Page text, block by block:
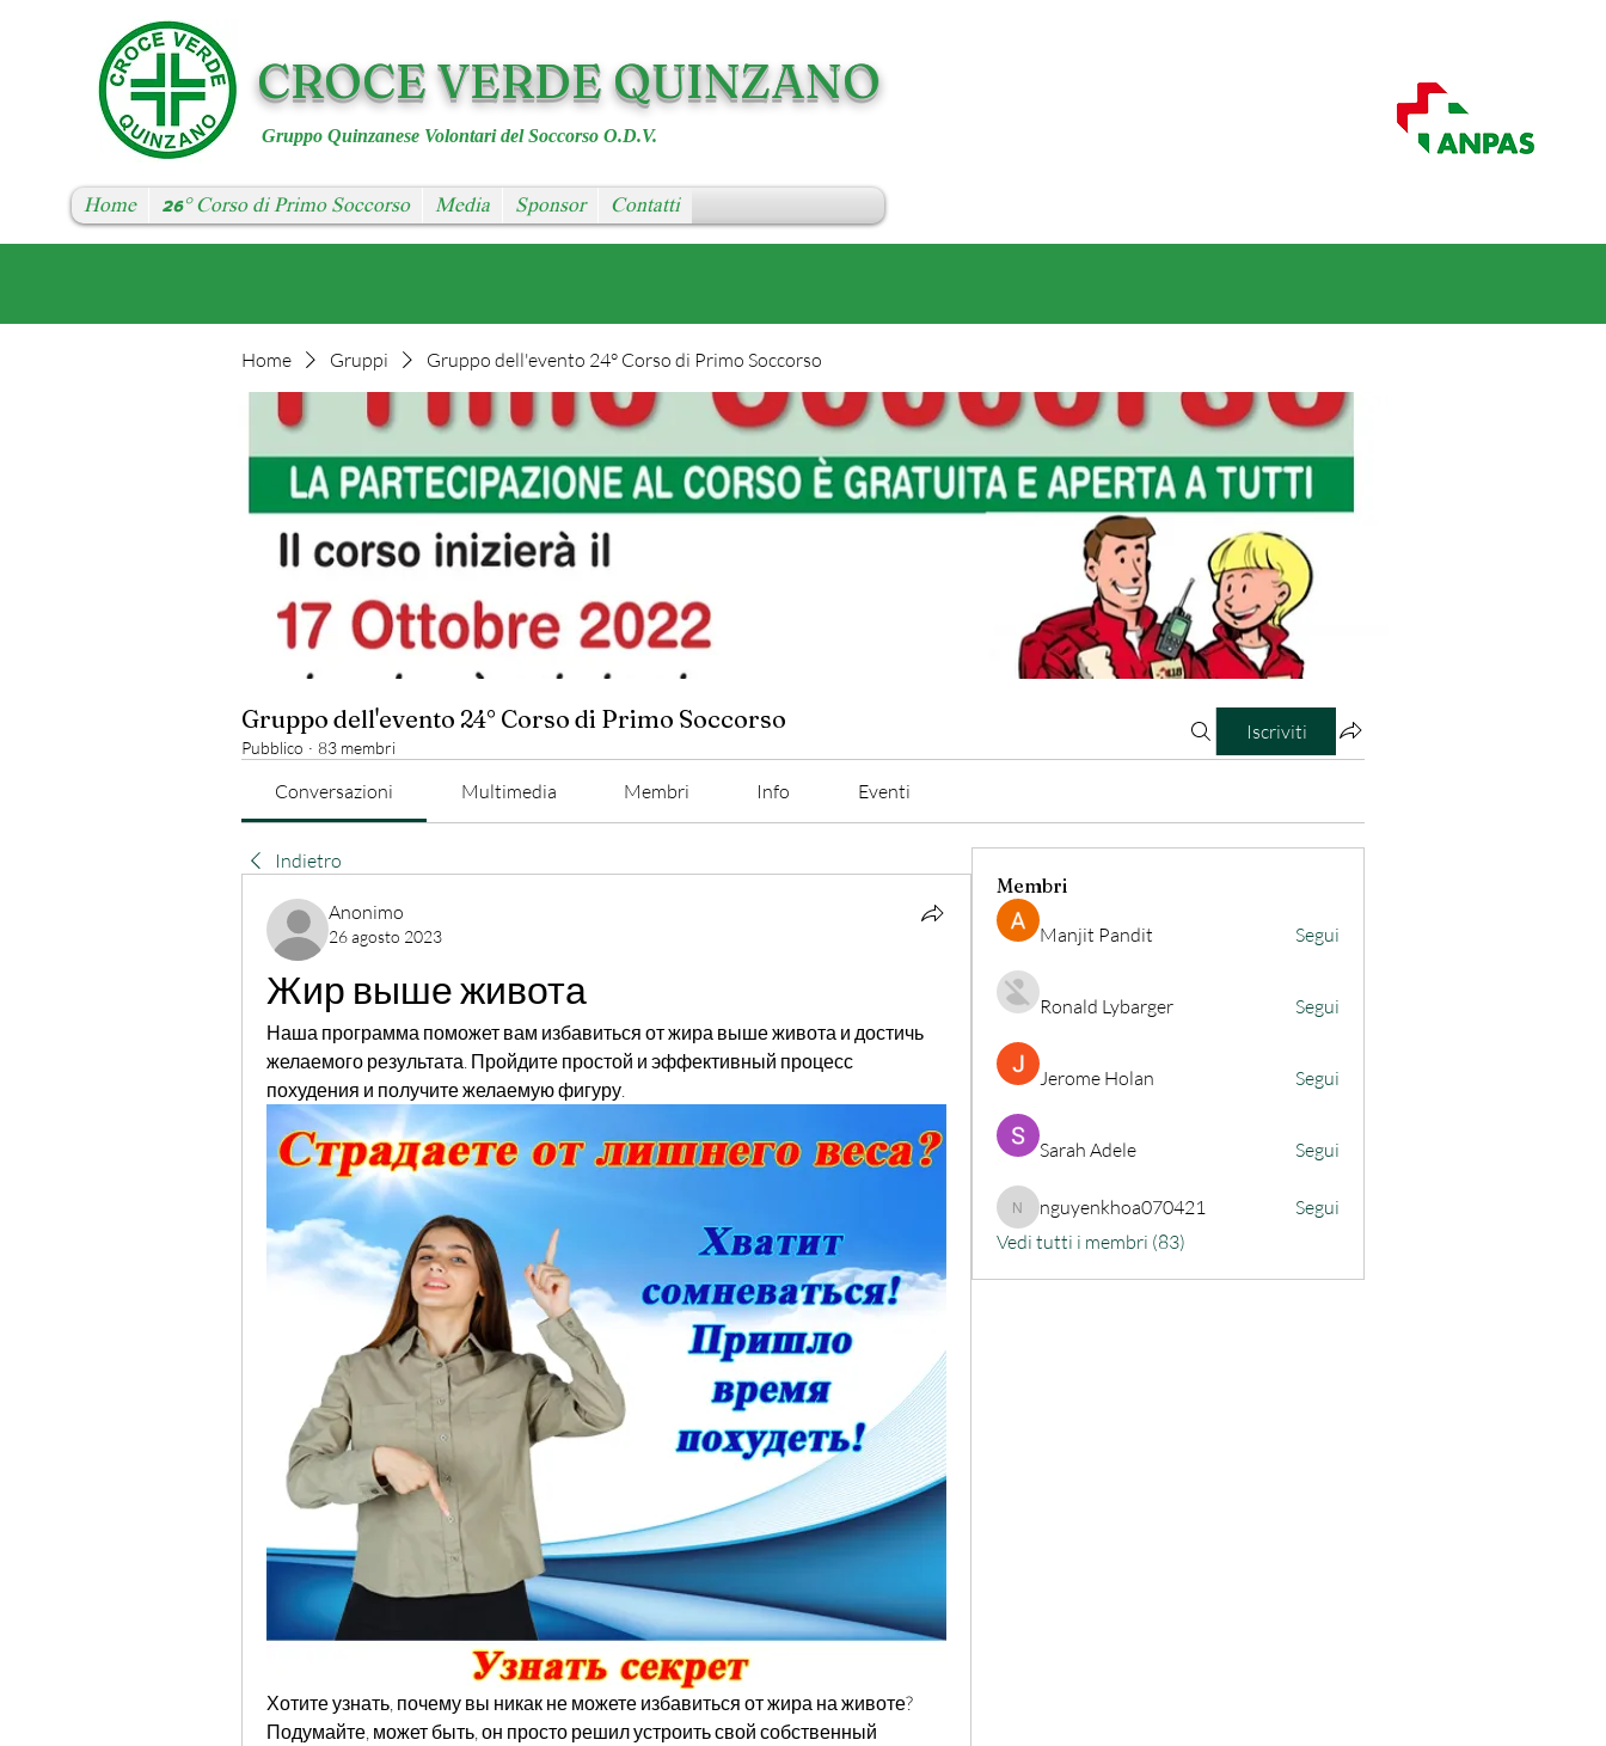
CROCE VERDE QUINZANO
Gruppo Quinzanese Volontari del Soccorso O.D.V.
Home 26° Corso di Primo Soccorso Media Sponsor Contatti
Home Gruppi Gruppo dell'evento 24° Corso di Primo Soccorso
Gruppo dell'evento 24° Corso di Primo Soccorso
Pubblico · 83 membri
Iscriviti
Conversazioni Multimedia Membri Info Eventi
Indietro
Anonimo
26 agosto 2023
Жир выше живота
Наша программа поможет вам избавиться от жира выше живота и достичь
желаемого результата. Пройдите простой и эффективный процесс
похудения и получите желаемую фигуру.
Хотите узнать, почему вы никак не можете избавиться от жира на животе?
Подумайте, может быть, он просто решил устроить свой собственный
Membri
Manjit Pandit Segui
Ronald Lybarger Segui
Jerome Holan Segui
Sarah Adele Segui
nguyenkhoa070421
nguyenkhoa070421
Segui
Vedi tutti i membri (83)